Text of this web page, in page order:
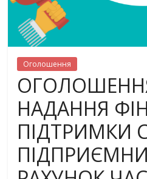
Оголошення
НАДАННЯ
ПІДТРИМКИ